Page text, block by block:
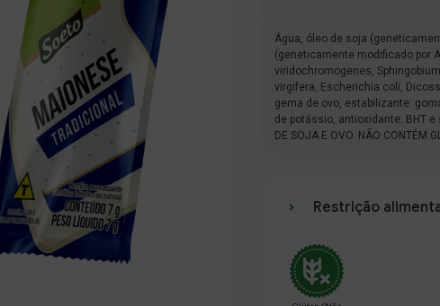
Água, óleo de soja
(geneticamente modificado por
viridochromogenes,
virgifera, Escherichia coli,
gema de ovo, estabilizante:
de potássio, antioxidante: BHT e
DE SOJA E OVO. NÃO CONTÉM
Restrição